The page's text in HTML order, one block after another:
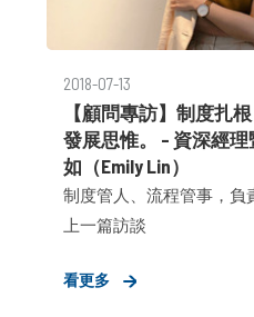
2018-07-13
【顧問專訪】制度扎
發展思惟。 – 資深經
如（Emily Lin）
制度管人、流程管事，負
上一篇訪談
看更多